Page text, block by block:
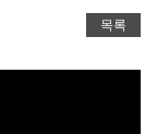
목록